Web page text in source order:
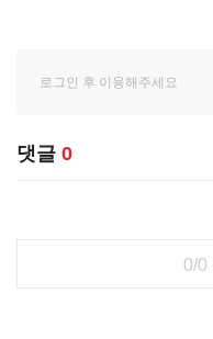
댓글 0
0/0